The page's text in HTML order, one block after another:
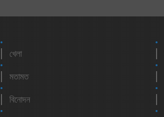
খেলা
মতামত
বিনোদন